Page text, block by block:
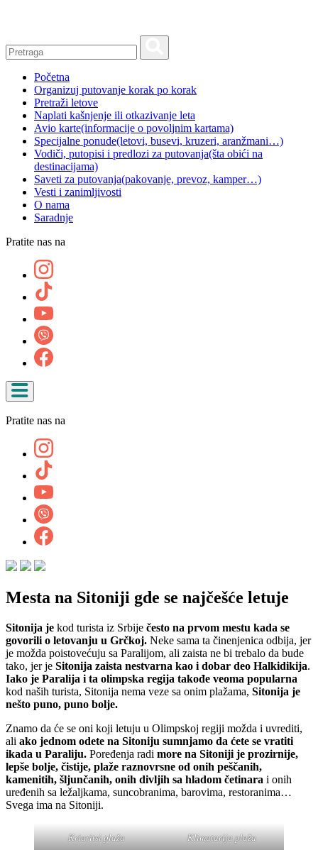
Početna
Organizuj putovanje korak po korak
Pretraži letove
Naplati kašnjenje ili otkazivanje leta
Avio karte(informacije o povoljnim kartama)
Specijalne ponude(letovi, busevi, kruzeri, aranžmani…)
Vodiči, putopisi i predlozi za putovanja(šta obići na
destinacijama)
Saveti za putovanja(pakovanje, prevoz, kamper…)
Vesti i zanimljivosti
O nama
Saradnje
Pratite nas na
Pratite nas na
Mesta na Sitoniji gde se najčešće letuje
Sitonija je kod turista iz Srbije često na prvom mestu kada se
govorili o letovanju u Grčkoj. Neke sama ta činenjenica odbija, jer
je možda poistovećuju sa Paralijom, ali zaista ne bi trebalo da bude
tako, jer je Sitonija zaista nestvarna kao i dobar deo Halkidikija.
Iako je Paralija i ta olimpska regija takođe veoma popularna
kod naših turista, Sitonija nema veze sa onim plažama, Sitonija je
nešto puno, puno bolje.
Znamo da će se oni koji letuju u Olimpskoj regiji možda i uvrediti,
ali ako jednom odete na Sitoniju sumnjamo da ćete se vratiti
ikada u Paraliju. Poređenja radi more na Sitoniji je prozirnije,
lepše bolje, čistije, plaže raznovrsne od onih peščanih,
kamenitih, šljunčanih, onih divljih sa hladom četinara i onih
uređenih sa ležaljkama, suncobranima, barovima, restoranima…
Svega ima na Sitoniji.
Kriaritsi plaža Klimatarija plaža